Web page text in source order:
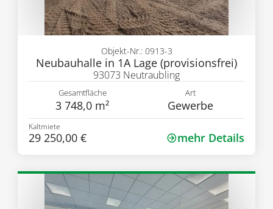
Neubauhalle in 1A Lage (provisionsfrei)
Objekt-Nr.: 0913-3
93073 Neutraubling
Gesamtfläche
3 748,0 m²
Art
Gewerbe
Kaltmiete
29 250,00 € mehr Details